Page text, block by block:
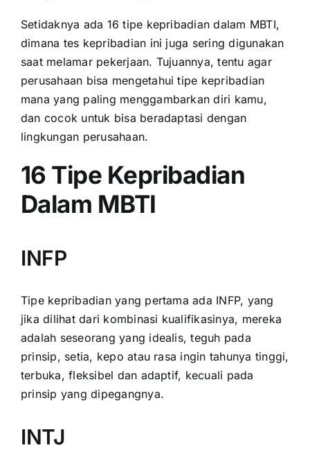
Setidaknya ada 16 tipe kepribadian dalam MBTI,
dimana tes kepribadian ini juga sering digunakan
saat melamar pekerjaan. Tujuannya, tentu agar
perusahaan bisa mengetahui tipe kepribadian
mana yang paling menggambarkan diri kamu,
dan cocok untuk bisa beradaptasi dengan
lingkungan perusahaan.
16 Tipe Kepribadian
Dalam MBTI
INFP
Tipe kepribadian yang pertama ada INFP, yang
jika dilihat dari kombinasi kualifikasinya, mereka
adalah seseorang yang idealis, teguh pada
prinsip, setia, kepo atau rasa ingin tahunya tinggi,
terbuka, fleksibel dan adaptif, kecuali pada
prinsip yang dipegangnya.
INTJ